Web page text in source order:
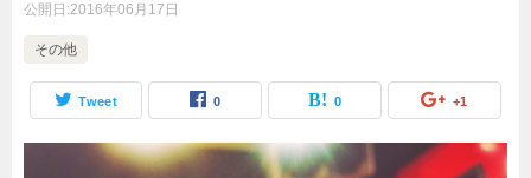
公開日:2016年06月17日
その他
Tweet 0 0 +1